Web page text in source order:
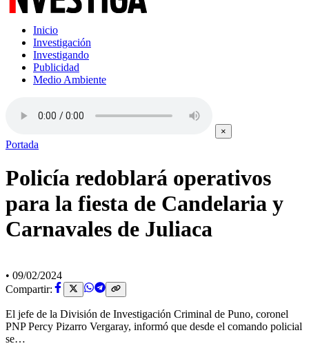
Inicio
Investigación
Investigando
Publicidad
Medio Ambiente
×
Portada
Policía redoblará operativos
para la fiesta de Candelaria y
Carnavales de Juliaca
• 09/02/2024
Compartir:
El jefe de la División de Investigación Criminal de Puno, coronel
PNP Percy Pizarro Vergaray, informó que desde el comando policial
se…